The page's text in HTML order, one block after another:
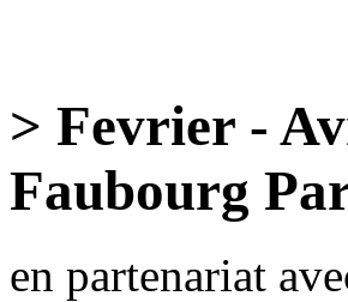
> Fevrier -
Faubourg
en partenariat